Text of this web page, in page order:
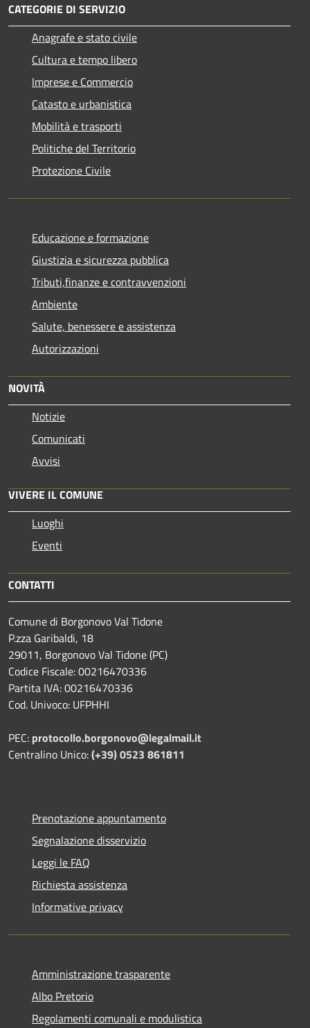
CATEGORIE DI SERVIZIO
Anagrafe e stato civile
Cultura e tempo libero
Imprese e Commercio
Catasto e urbanistica
Mobilità e trasporti
Politiche del Territorio
Protezione Civile
Educazione e formazione
Giustizia e sicurezza pubblica
Tributi,finanze e contravvenzioni
Ambiente
Salute, benessere e assistenza
Autorizzazioni
NOVITÀ
Notizie
Comunicati
Avvisi
VIVERE IL COMUNE
Luoghi
Eventi
CONTATTI
Comune di Borgonovo Val Tidone
P.zza Garibaldi, 18
29011, Borgonovo Val Tidone (PC)
Codice Fiscale: 00216470336
Partita IVA: 00216470336
Cod. Univoco: UFPHHI
PEC: protocollo.borgonovo@legalmail.it
Centralino Unico:(+39) 0523 861811
Prenotazione appuntamento
Segnalazione disservizio
Leggi le FAQ
Richiesta assistenza
Informative privacy
Amministrazione trasparente
Albo Pretorio
Regolamenti comunali e modulistica